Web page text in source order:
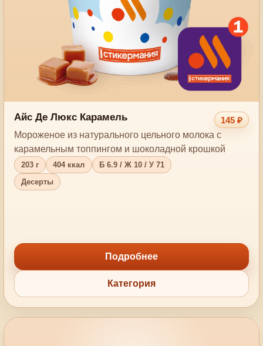
Айс Де Люкс Карамель
145 ₽
Мороженое из натурального цельного молока с
карамельным топпингом и шоколадной крошкой
203 г 404 ккал
Б 6.9 / Ж 10 / У 71
Десерты
Подробнее
Категория